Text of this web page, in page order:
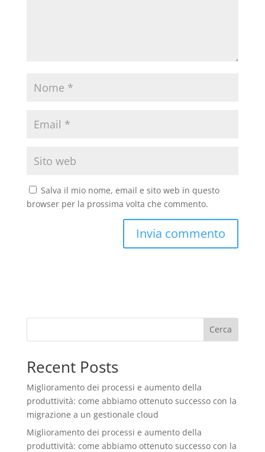
Salva il mio nome, email e sito web in questo
browser per la prossima volta che commento.
Cerca
Recent Posts
Miglioramento dei processi e aumento della
produttività: come abbiamo ottenuto successo con la
migrazione a un gestionale cloud
Miglioramento dei processi e aumento della
produttività: come abbiamo ottenuto successo con la